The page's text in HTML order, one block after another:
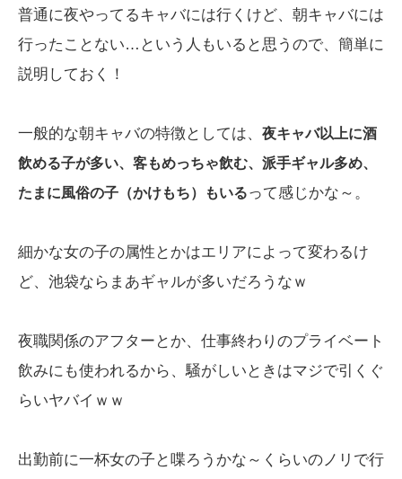
普通に夜やってるキャバには行くけど、朝キャバには
行ったことない…という人もいると思うので、簡単に
説明しておく！
一般的な朝キャバの特徴としては、 夜キャバ以上に酒
飲める子が多い、客もめっちゃ飲む、派手ギャル多め、
たまに風俗の子（かけもち）もいるって感じかな～。
細かな女の子の属性とかはエリアによって変わるけ
ど、池袋ならまあギャルが多いだろうなｗ
夜職関係のアフターとか、仕事終わりのプライベート
飲みにも使われるから、騒がしいときはマジで引くぐ
らいヤバイｗｗ
出勤前に一杯女の子と喋ろうかな～くらいのノリで行